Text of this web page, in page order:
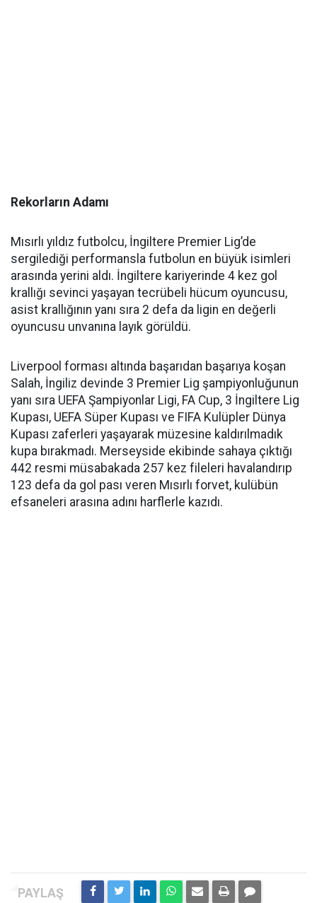
Rekorların Adamı
Mısırlı yıldız futbolcu, İngiltere Premier Lig’de
sergilediği performansla futbolun en büyük isimleri
arasında yerini aldı. İngiltere kariyerinde 4 kez gol
krallığı sevinci yaşayan tecrübeli hücum oyuncusu,
asist krallığının yanı sıra 2 defa da ligin en değerli
oyuncusu unvanına layık görüldü.
Liverpool forması altında başarıdan başarıya koşan
Salah, İngiliz devinde 3 Premier Lig şampiyonluğunun
yanı sıra UEFA Şampiyonlar Ligi, FA Cup, 3 İngiltere Lig
Kupası, UEFA Süper Kupası ve FIFA Kulüpler Dünya
Kupası zaferleri yaşayarak müzesine kaldırılmadık
kupa bırakmadı. Merseyside ekibinde sahaya çıktığı
442 resmi müsabakada 257 kez fileleri havalandırıp
123 defa da gol pası veren Mısırlı forvet, kulübün
efsaneleri arasına adını harflerle kazıdı.